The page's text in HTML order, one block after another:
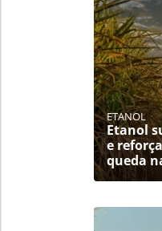
ETANOL
Etanol
e
queda